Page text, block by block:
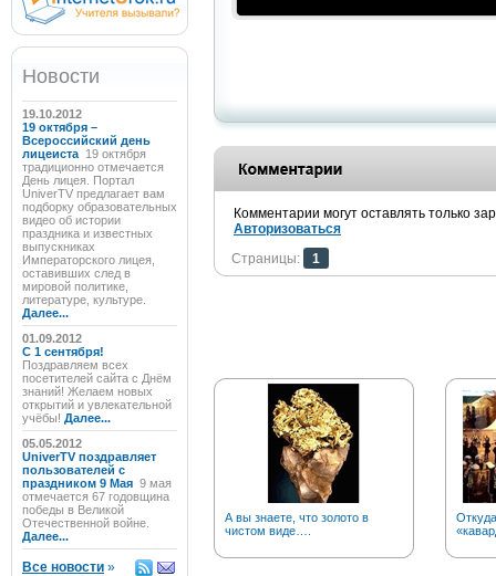
Новости
19.10.2012
19 октября –
Всероссийский день
лицеиста 19 октября
традиционно отмечается
День лицея. Портал
UniverTV предлагает вам
подборку образовательных
видео об истории
праздника и известных
выпускниках
Императорского лицея,
оставивших след в
мировой политике,
литературе, культуре.
Далее...
01.09.2012
C 1 сентября!
Поздравляем всех
посетителей сайта с Днём
знаний! Желаем новых
открытий и увлекательной
учёбы! Далее...
05.05.2012
UniverTV поздравляет
пользователей с
праздником 9 Мая 9 мая
отмечается 67 годовщина
победы в Великой
Отечественной войне.
Далее...
Все новости »
Комментарии могут оставлять только
Авторизоваться
Страницы:
1
А вы знаете, что золото в
чистом виде….